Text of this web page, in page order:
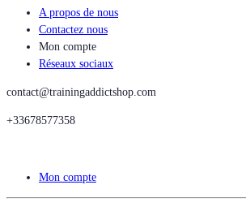
A propos de nous
Contactez nous
Mon compte
Réseaux sociaux
contact@trainingaddictshop.com
+33678577358
Mon compte